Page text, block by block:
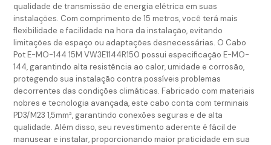
qualidade de transmissão de energia elétrica em suas
instalações. Com comprimento de 15 metros, você terá mais
flexibilidade e facilidade na hora da instalação, evitando
limitações de espaço ou adaptações desnecessárias. O Cabo
Pot E-MO-144 15M VW3E1144R150 possui especificação E-MO-
144, garantindo alta resistência ao calor, umidade e corrosão,
protegendo sua instalação contra possíveis problemas
decorrentes das condições climáticas. Fabricado com materiais
nobres e tecnologia avançada, este cabo conta com terminais
PD3/M23 1,5mm², garantindo conexões seguras e de alta
qualidade. Além disso, seu revestimento aderente é fácil de
manusear e instalar, proporcionando maior praticidade em sua